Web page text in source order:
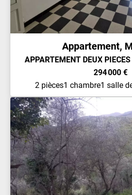
Appartement,
APPARTEMENT DEUX
294 000 €
2 pièces1 chambre1 salle